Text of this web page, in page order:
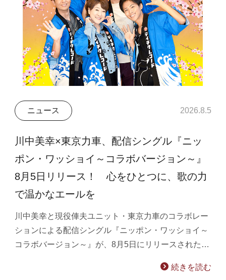
ニュース 2026.8.5
川中美幸×東京力車、配信シングル『ニッ
ポン・ワッショイ～コラボバージョン～』
8月5日リリース！ 心をひとつに、歌の力
で温かなエールを
川中美幸と現役俥夫ユニット・東京力車のコラボレー
ションによる配信シングル『ニッポン・ワッショイ～
コラボバージョン～』が、8月5日にリリースされた…
続きを読む